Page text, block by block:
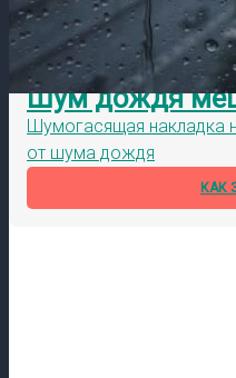
Шум дождя
Шумогасящая накладка
от шума дождя
КАК